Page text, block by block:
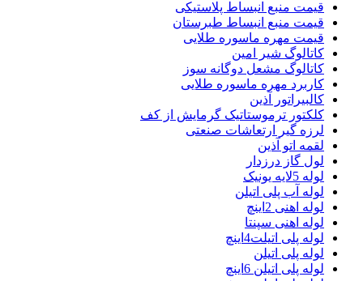
قیمت منبع انبساط پلاستیکی
قیمت منبع انبساط طبرستان
قیمت مهره ماسوره طلایی
کاتالوگ شیر امین
کاتالوگ مشعل دوگانه سوز
کاربرد مهره ماسوره طلایی
کالبیراتور آذین
کلکتور ترموستاتیک گرمایش از کف
لرزه گیر ارتعاشات صنعتی
لقمه اتو آذین
لول گاز درزدار
لوله 5لایه یونیک
لوله آب پلی اتیلن
لوله اهنی 2اینچ
لوله اهنی سپنتا
لوله پلی اتیلت4اینچ
لوله پلی اتیلن
لوله پلی اتیلن 6اینچ